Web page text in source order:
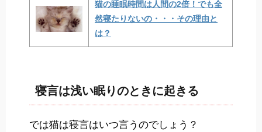
猫の睡眠時間は人間の2倍！でも全
然寝たりないの・・・その理由と
は？
寝言は浅い眠りのときに起きる
では猫は寝言はいつ言うのでしょう？